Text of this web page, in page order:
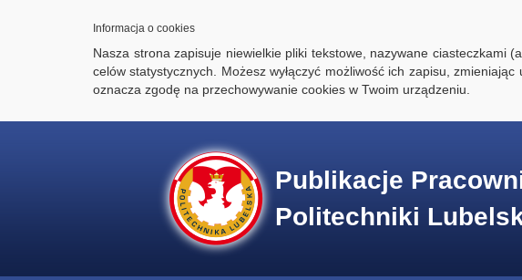
Informacja o cookies
Nasza strona zapisuje niewielkie pliki tekstowe, nazywane ciasteczkami
celów statystycznych. Możesz wyłączyć możliwość ich zapisu,
oznacza zgodę na przechowywanie cookies w Twoim urządzeniu.
Publikacje
Politechniki